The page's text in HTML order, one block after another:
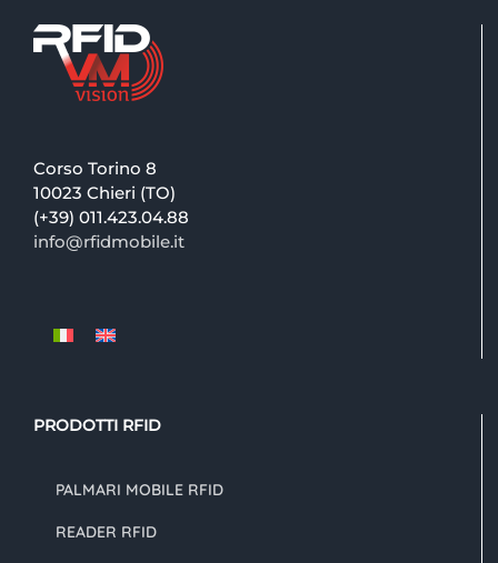
Corso Torino 8
10023 Chieri (TO)
(+39) 011.423.04.88
info@rfidmobile.it
PRODOTTI RFID
PALMARI MOBILE RFID
READER RFID